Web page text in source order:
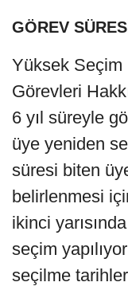
GÖREV
Yüksek Seçim
Görevleri
6 yıl süreyle
üye yeniden
süresi biten
belirlenmesi
ikinci
seçim
seçilme